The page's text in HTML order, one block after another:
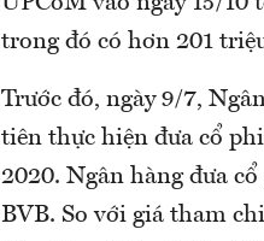
trong đó có hơn 201
Trước đó, ngày 9/7,
tiên thực hiện đưa cổ
2020. Ngân hàng đưa
BVB. So với giá tham